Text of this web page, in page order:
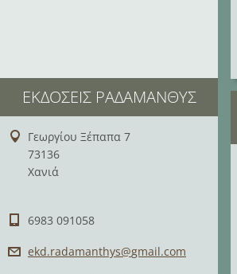
ΕΚΔΌΣΕΙΣ ΡΑΔΆΜΑΝΘΥΣ
Γεωργίου Ξέπαπα 7
73136
Χανιά
6983 091058
ekd.radamanthys@gmail.com